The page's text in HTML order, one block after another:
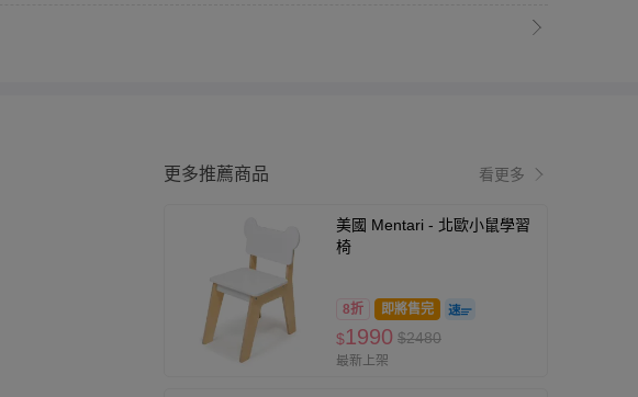
更多推薦商品 看更多
美國 Mentari - 北歐小鼠學習
椅
8折 即將售完
$1990 $2480
最新上架